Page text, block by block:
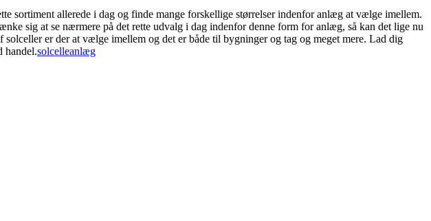
sortiment allerede i dag og finde mange forskellige størrelser indenfor anlæg at vælge imellem.
sig at se nærmere på det rette udvalg i dag indenfor denne form for anlæg, så kan det lige nu
er der at vælge imellem og det er både til bygninger og tag og meget mere. Lad dig
handel.solcelleanlæg